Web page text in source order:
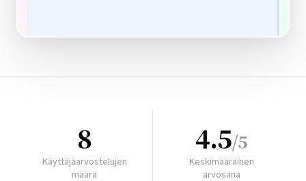
8
Käyttäjäarvostelujen
määrä
4.5/5
Keskimääräinen
arvosana